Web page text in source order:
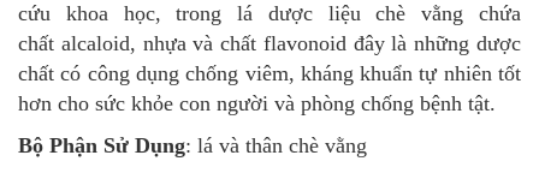
cứu khoa học, trong lá dược liệu chè vằng chứa
chất alcaloid, nhựa và chất flavonoid đây là những dược
chất có công dụng chống viêm, kháng khuẩn tự nhiên tốt
hơn cho sức khỏe con người và phòng chống bệnh tật.
Bộ Phận Sử Dụng: lá và thân chè vằng